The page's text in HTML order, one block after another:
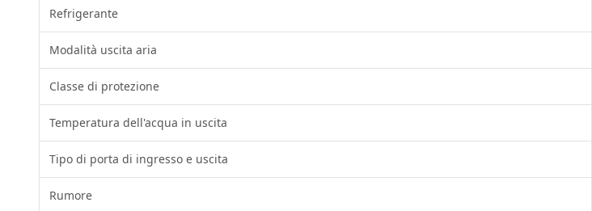
Refrigerante
Modalità uscita aria
Classe di protezione
Temperatura dell'acqua in uscita
Tipo di porta di ingresso e uscita
Rumore